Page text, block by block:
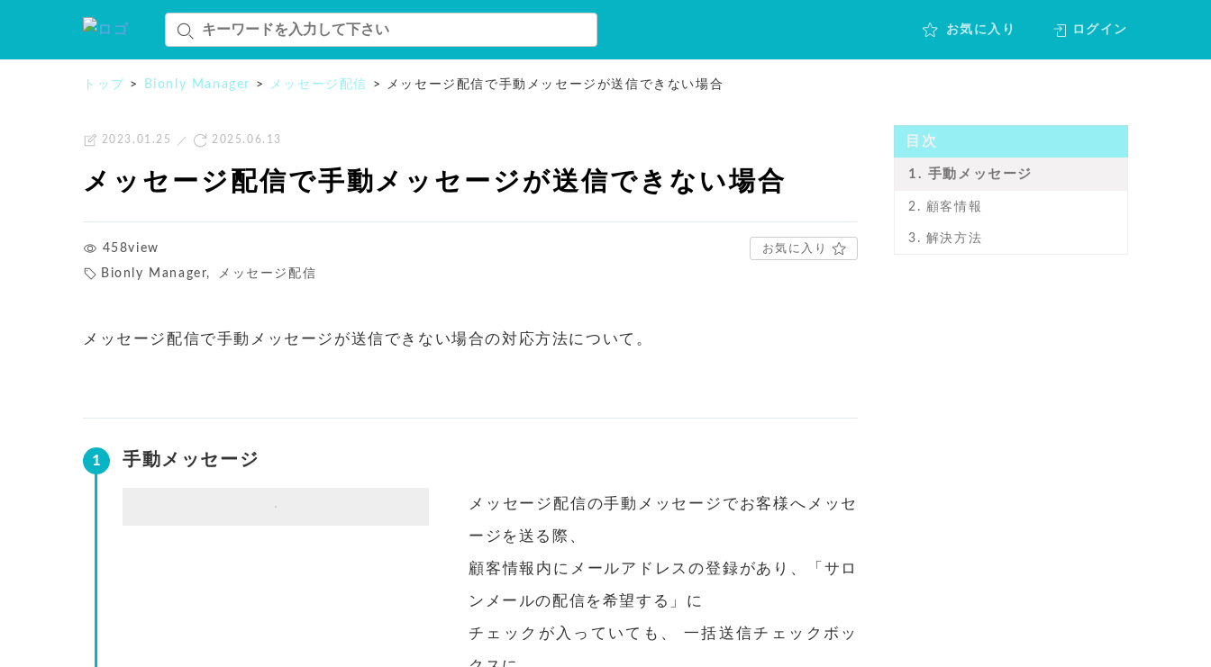
お気に入り ログイン
トップ > Bionly Manager > メッセージ配信 > メッセージ配信で手動メッセージが送信できない場合
2023.01.25 2025.06.13
メッセージ配信で手動メッセージが送信できない場合
458view
Bionly Manager, メッセージ配信
お気に入り
メッセージ配信で手動メッセージが送信できない場合の対応方法について。
手動メッセージ
メッセージ配信の手動メッセージでお客様へメッセ
ージを送る際、
顧客情報内にメールアドレスの登録があり、「 サロ
ンメールの配信を希望する」に
チェックが入っていても、 一括送信チェックボッ
目次
1. 手動メッセージ
2. 顧客情報
3. 解決方法